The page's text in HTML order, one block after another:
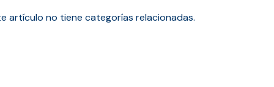
artículo no tiene categorías relacionadas.